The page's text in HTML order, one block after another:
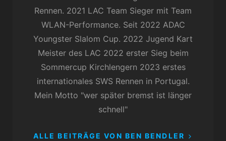
Rennen. 2021 LAC Team Sieger mit Team
WLAN-Performance. Seit 2022 ADAC
Youngster Slalom Cup. 2022 Jugend Kart
Meister des LAC 2022 erster Sieg beim
Sommercup Kirchlengern 2023 erstes
internationales SWS Rennen in Portugal.
Mein Motto "wer später bremst ist länger
schnell"
ALLE BEITRÄGE VON BEN BENDLER